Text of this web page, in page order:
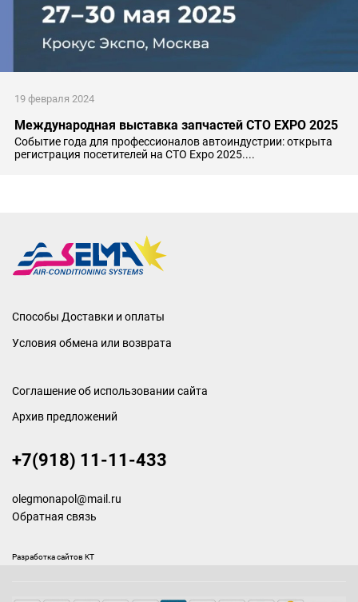
19 февраля 2024
Международная выставка запчастей CTO EXPO 2025
Событие года для профессионалов автоиндустрии: открыта
регистрация посетителей на СТО Expo 2025....
Способы Доставки и оплаты
Условия обмена или возврата
Соглашение об использовании сайта
Архив предложений
+7(918) 11-11-433
olegmonapol@mail.ru
Обратная связь
Разработка сайтов KT